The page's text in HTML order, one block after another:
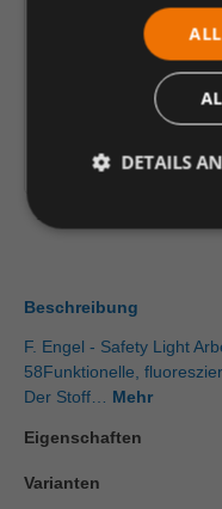
Anzahl verringern
In den
Beschreibung
F. Engel - Safety Light
58Funktionelle,
Der Stoff… Mehr
Eigenschaften
Varianten
DETAILS